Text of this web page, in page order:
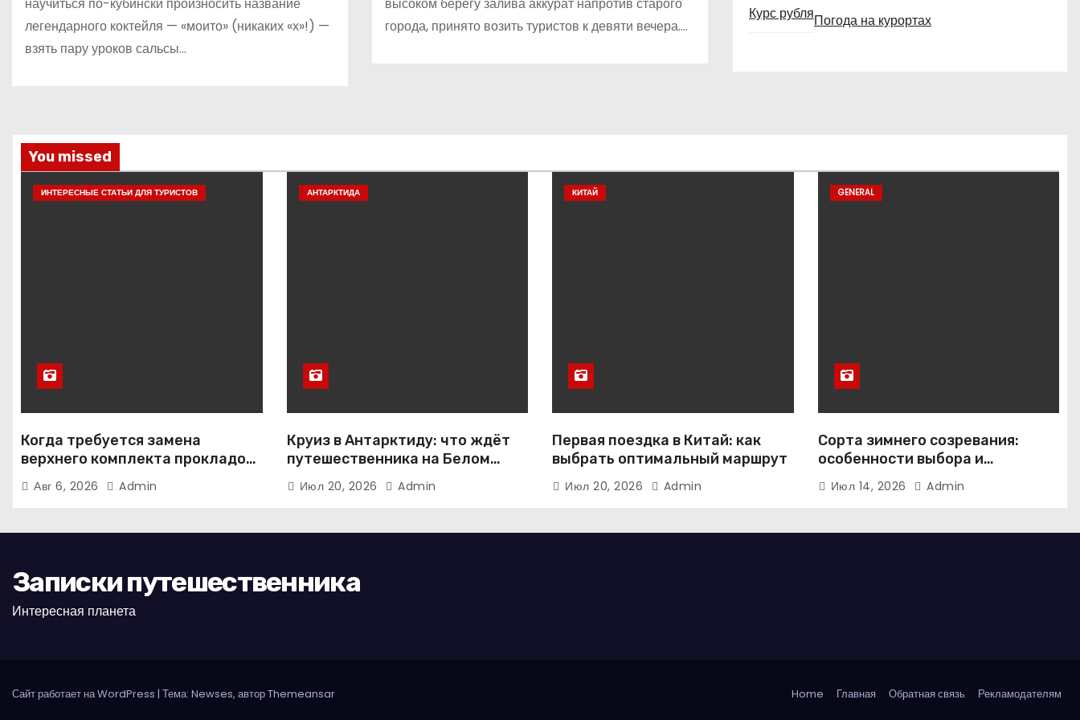
легендарного коктейля — «моито» (никаких «х»!) —
взять пару уроков сальсы…
города, принято возить туристов к девяти вечера.…
Курс рубляПогода на курортах
You missed
ИНТЕРЕСНЫЕ СТАТЬИ ДЛЯ ТУРИСТОВ
Когда требуется замена
верхнего комплекта прокладок
двигателя
Авг 6, 2026 Admin
АНТАРКТИДА
Круиз в Антарктиду: что ждёт
путешественника на Белом
континенте
Июл 20, 2026 Admin
КИТАЙ
Первая поездка в Китай: как
выбрать оптимальный маршрут
Июл 20, 2026 Admin
GENERAL
Сорта зимнего созревания:
особенности выбора и
выращивания яблонь на
примере иммунного сорта
Июл 14, 2026 Admin
Записки путешественника
Интересная планета
Сайт работает на WordPress | Тема: Newses, авторThemeansar Home Главная Обратная связь Рекламодателям